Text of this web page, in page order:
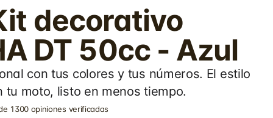
decorativo
DT 50cc - Azul
con tus colores y tus números. El estilo
tu moto, listo en menos tiempo.
1300 opiniones verificadas